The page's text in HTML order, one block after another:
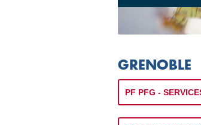
GRENOBLE
PF PFG -